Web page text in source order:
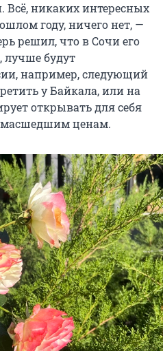
Всё, никаких интересных
году, ничего нет, —
решил, что в Сочи его
лучше будут
например, следующий
у Байкала, или на
открывать для себя
ценам.